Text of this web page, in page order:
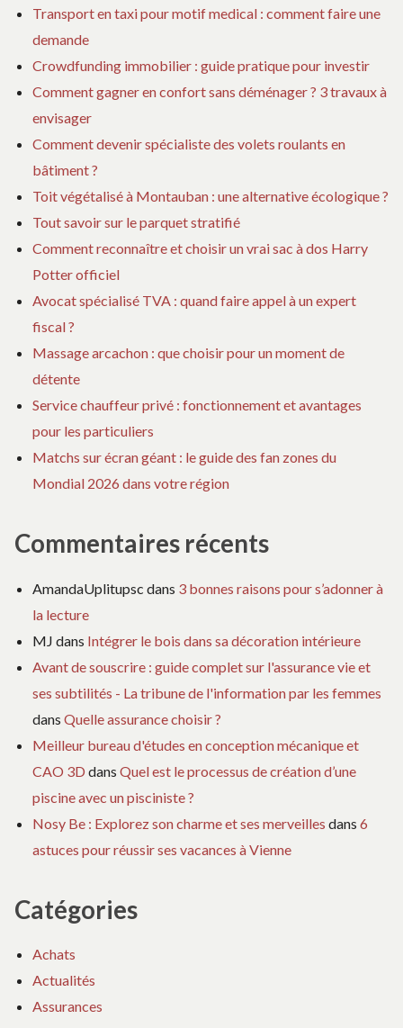
Transport en taxi pour motif medical : comment faire une
demande
Crowdfunding immobilier : guide pratique pour investir
Comment gagner en confort sans déménager ? 3 travaux à
envisager
Comment devenir spécialiste des volets roulants en
bâtiment ?
Toit végétalisé à Montauban : une alternative écologique ?
Tout savoir sur le parquet stratifié
Comment reconnaître et choisir un vrai sac à dos Harry
Potter officiel
Avocat spécialisé TVA : quand faire appel à un expert
fiscal ?
Massage arcachon : que choisir pour un moment de
détente
Service chauffeur privé : fonctionnement et avantages
pour les particuliers
Matchs sur écran géant : le guide des fan zones du
Mondial 2026 dans votre région
Commentaires récents
AmandaUplitupsc dans 3 bonnes raisons pour s’adonner à
la lecture
MJ dans Intégrer le bois dans sa décoration intérieure
Avant de souscrire : guide complet sur l'assurance vie et
ses subtilités - La tribune de l'information par les femmes
dans Quelle assurance choisir ?
Meilleur bureau d'études en conception mécanique et
CAO 3D dans Quel est le processus de création d’une
piscine avec un pisciniste ?
Nosy Be : Explorez son charme et ses merveilles dans 6
astuces pour réussir ses vacances à Vienne
Catégories
Achats
Actualités
Assurances